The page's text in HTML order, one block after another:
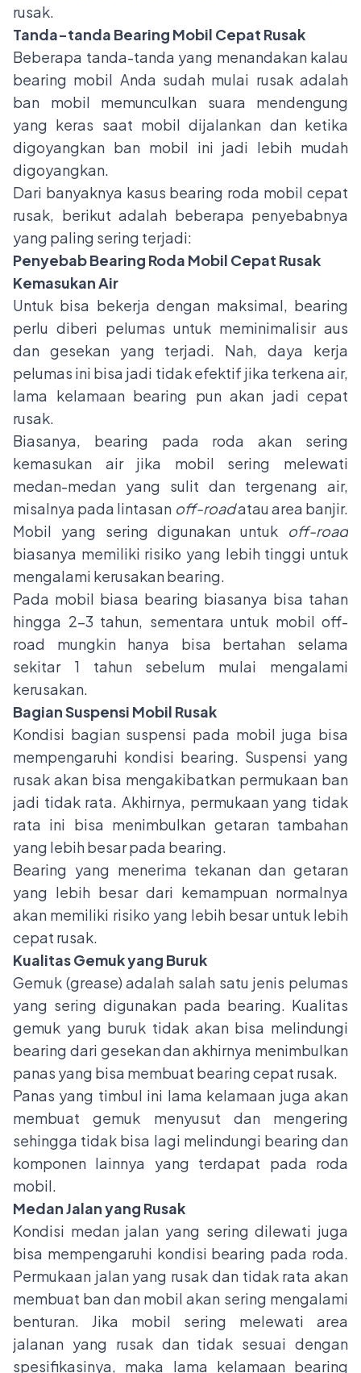
rusak.
Tanda-tanda Bearing Mobil Cepat Rusak
Beberapa tanda-tanda yang menandakan kalau
bearing mobil Anda sudah mulai rusak adalah
ban mobil memunculkan suara mendengung
yang keras saat mobil dijalankan dan ketika
digoyangkan ban mobil ini jadi lebih mudah
digoyangkan.
Dari banyaknya kasus bearing roda mobil cepat
rusak, berikut adalah beberapa penyebabnya
yang paling sering terjadi:
Penyebab Bearing Roda Mobil Cepat Rusak
Kemasukan Air
Untuk bisa bekerja dengan maksimal, bearing
perlu diberi pelumas untuk meminimalisir aus
dan gesekan yang terjadi. Nah, daya kerja
pelumas ini bisa jadi tidak efektif jika terkena air,
lama kelamaan bearing pun akan jadi cepat
rusak.
Biasanya, bearing pada roda akan sering
kemasukan air jika mobil sering melewati
medan-medan yang sulit dan tergenang air,
misalnya pada lintasan off-roadatau area banjir.
Mobil yang sering digunakan untuk off-road
biasanya memiliki risiko yang lebih tinggi untuk
mengalami kerusakan bearing.
Pada mobil biasa bearing biasanya bisa tahan
hingga 2-3 tahun, sementara untuk mobil off-
road mungkin hanya bisa bertahan selama
sekitar 1 tahun sebelum mulai mengalami
kerusakan.
Bagian Suspensi Mobil Rusak
Kondisi bagian suspensi pada mobil juga bisa
mempengaruhi kondisi bearing. Suspensi yang
rusak akan bisa mengakibatkan permukaan ban
jadi tidak rata. Akhirnya, permukaan yang tidak
rata ini bisa menimbulkan getaran tambahan
yang lebih besar pada bearing.
Bearing yang menerima tekanan dan getaran
yang lebih besar dari kemampuan normalnya
akan memiliki risiko yang lebih besar untuk lebih
cepat rusak.
Kualitas Gemuk yang Buruk
Gemuk (grease) adalah salah satu jenis pelumas
yang sering digunakan pada bearing. Kualitas
gemuk yang buruk tidak akan bisa melindungi
bearing dari gesekan dan akhirnya menimbulkan
panas yang bisa membuat bearing cepat rusak.
Panas yang timbul ini lama kelamaan juga akan
membuat gemuk menyusut dan mengering
sehingga tidak bisa lagi melindungi bearing dan
komponen lainnya yang terdapat pada roda
mobil.
Medan Jalan yang Rusak
Kondisi medan jalan yang sering dilewati juga
bisa mempengaruhi kondisi bearing pada roda.
Permukaan jalan yang rusak dan tidak rata akan
membuat ban dan mobil akan sering mengalami
benturan. Jika mobil sering melewati area
jalanan yang rusak dan tidak sesuai dengan
spesifikasinya, maka lama kelamaan bearing